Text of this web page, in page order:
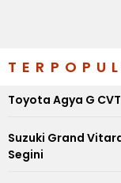
Toyota Agya G
Suzuki Grand
Segini